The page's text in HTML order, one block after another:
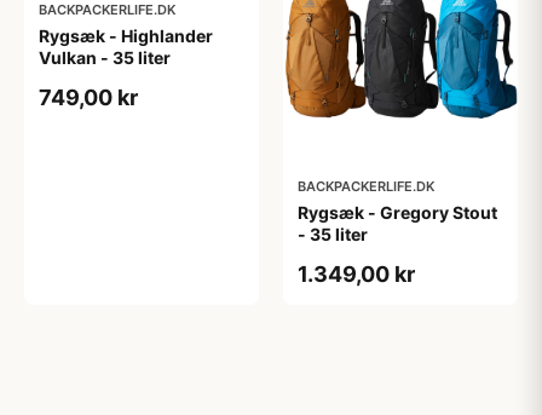
BACKPACKERLIFE.DK
Rygsæk - Highlander
Vulkan - 35 liter
749,00 kr
BACKPACKERLIFE.DK
Rygsæk - Gregory Stout
- 35 liter
1.349,00 kr